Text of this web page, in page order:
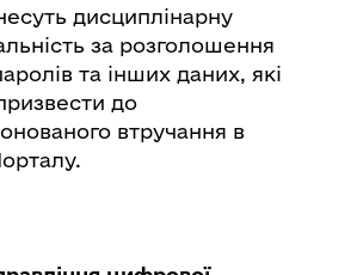
дисциплінарну
за розголошення
та інших даних, які
до
втручання в